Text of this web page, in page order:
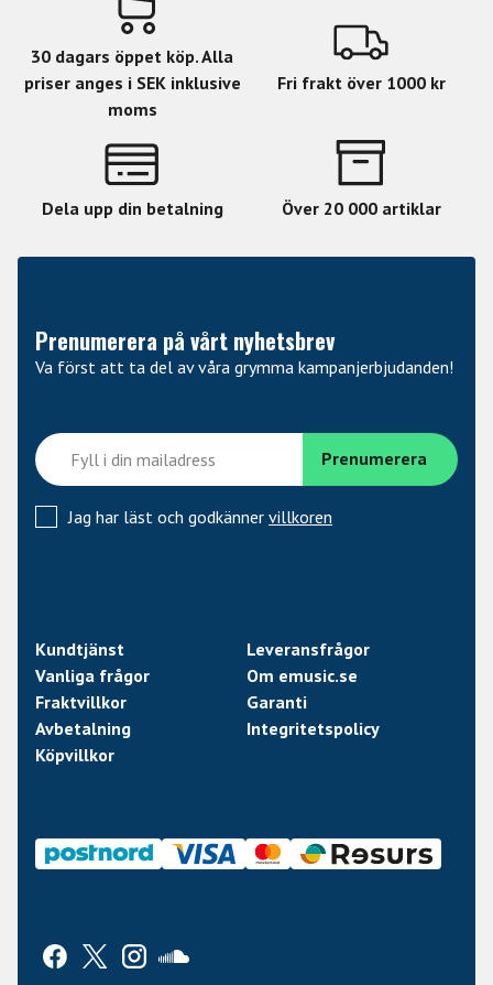
30 dagars öppet köp. Alla
priser anges i SEK inklusive
moms
Fri frakt över 1000 kr
Dela upp din betalning Över 20 000 artiklar
Prenumerera på vårt nyhetsbrev
Va först att ta del av våra grymma kampanjerbjudanden!
Jag har läst och godkänner villkoren
Kundtjänst
Leveransfrågor
Vanliga frågor
Om emusic.se
Fraktvillkor
Garanti
Avbetalning
Integritetspolicy
Köpvillkor